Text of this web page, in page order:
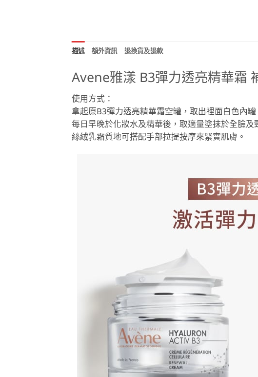
描述 額外資訊 退換貨及退款
Avene雅漾 B3彈力透亮精華霜
使用方式：
拿起原B3彈力透亮精華霜空罐，取出裡面白色內
每日早晚於化妝水及精華後，取適量塗抹於全臉及
絲絨乳霜質地可搭配手部拉提按摩來緊實肌膚。